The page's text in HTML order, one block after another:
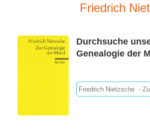
Friedrich
Durchsuche
Genealogie der